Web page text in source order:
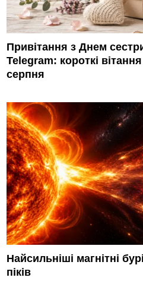
Привітання з Днем
Telegram: короткі
серпня
Найсильніші магнітні
піків